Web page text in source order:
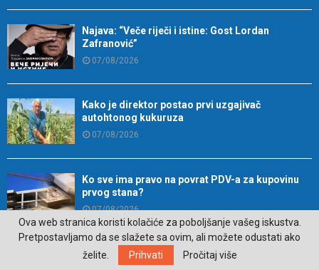
Najava: “Veče riječi i istine: Gost Lordan
Zafranović”
07/08/2026
Kako je direktor postao prvi uzgajivač
autohtonog kukuruza
07/08/2026
Ko sve ima pravo na povrat PDV-a za kupovinu
prvog stana?
07/08/2026
Srpska bogatija za 27 najmlađih stanovnika: U
Trebinju dva dječaka
Ova web stranica koristi kolačiće za poboljšanje vašeg iskustva.
Pretpostavljamo da se slažete sa ovim, ali možete odustati ako
želite.
Prihvati Pročitaj više